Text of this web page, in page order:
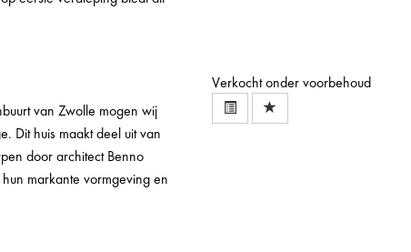
van Zwolle mogen wij
Dit huis maakt deel uit van
door architect Benno
markante vormgeving en
Verkocht onder voorbehoud